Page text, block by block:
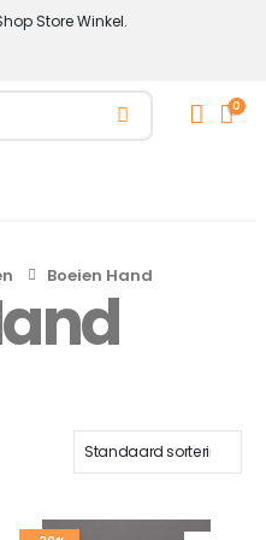
Store Winkel.
0
Boeien Hand